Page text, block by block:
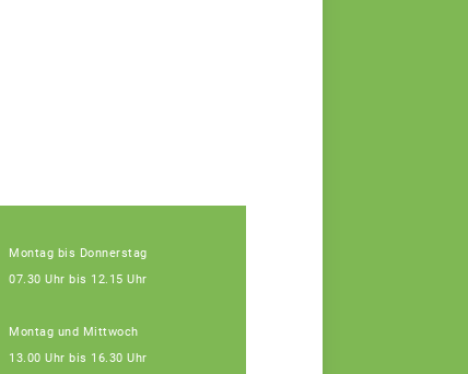
Montag bis Donnerstag
07.30 Uhr bis 12.15 Uhr
Montag und Mittwoch
13.00 Uhr bis 16.30 Uhr